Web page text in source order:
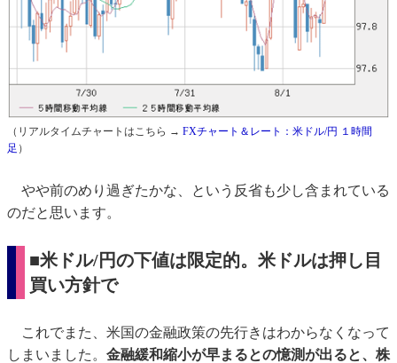
（リアルタイムチャートはこちら → FXチャート＆レート：米ドル/円 １時間
足 ）
やや前のめり過ぎたかな、という反省も少し含まれている
のだと思います。
■米ドル/円の下値は限定的。米ドルは押し目
買い方針で
これでまた、米国の金融政策の先行きはわからなくなって
しまいました。 金融緩和縮小が早まるとの憶測が出ると、株